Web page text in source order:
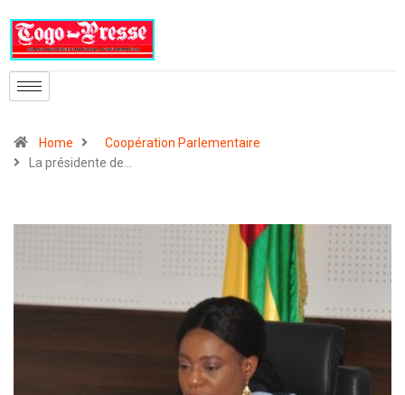
Home
Coopération Parlementaire
La présidente de…